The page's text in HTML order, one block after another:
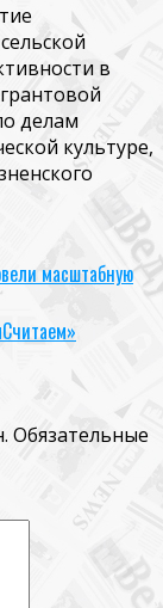
в
делам
культуре,
масштабную
Обязательные